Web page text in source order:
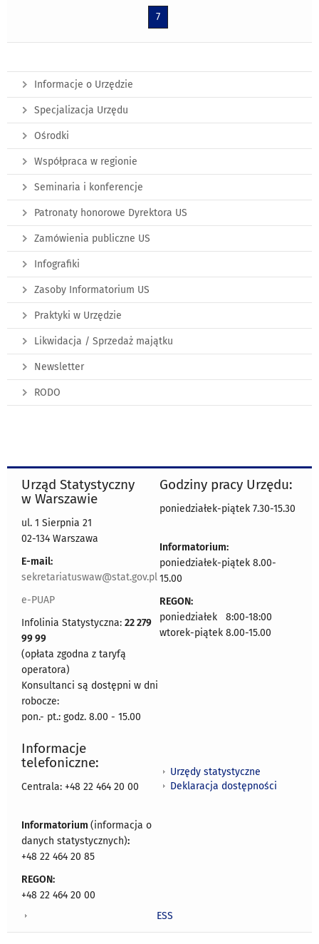
7
Informacje o Urzędzie
Specjalizacja Urzędu
Ośrodki
Współpraca w regionie
Seminaria i konferencje
Patronaty honorowe Dyrektora US
Zamówienia publiczne US
Infografiki
Zasoby Informatorium US
Praktyki w Urzędzie
Likwidacja / Sprzedaż majątku
Newsletter
RODO
Urząd Statystyczny
w Warszawie
ul. 1 Sierpnia 21
02-134 Warszawa
E-mail:
sekretariatuswaw@stat.gov.pl
e-PUAP
Infolinia Statystyczna: 22 279
99 99
(opłata zgodna z taryfą
operatora)
Konsultanci są dostępni w dni
robocze:
pon.- pt.: godz. 8.00 - 15.00
Godziny pracy Urzędu:
poniedziałek-piątek 7.30-15.30
Informatorium:
poniedziałek-piątek 8.00-
15.00
REGON:
poniedziałek 8:00-18:00
wtorek-piątek 8.00-15.00
Informacje
telefoniczne:
Centrala: +48 22 464 20 00
Informatorium (informacja o
danych statystycznych):
+48 22 464 20 85
REGON:
+48 22 464 20 00
Urzędy statystyczne
Deklaracja dostępności
ESS